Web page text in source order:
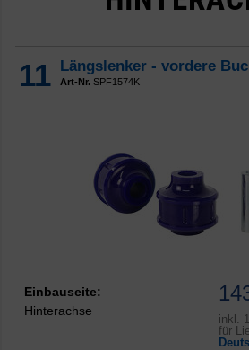
11 Längslenker - vordere
Art-Nr. SPF1574K
inkl.
für
Einbauseite:
Hinterachse